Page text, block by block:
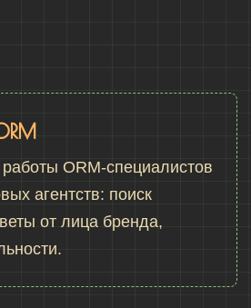
ORM-специалистов
агентств: поиск
от лица бренда,